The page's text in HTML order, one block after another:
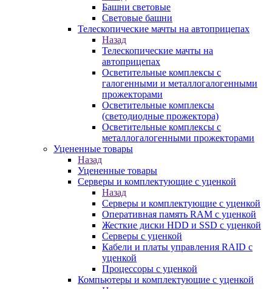
Башни световые
Световые башни
Телескопические мачты на автоприцепах
Назад
Телескопические мачты на
автоприцепах
Осветительные комплексы с
галогенными и металлогалогенными
прожекторами
Осветительные комплексы
(светодиодные прожектора)
Осветительные комплексы с
металлогалогенными прожекторами
Уцененные товары
Назад
Уцененные товары
Серверы и комплектующие с уценкой
Назад
Серверы и комплектующие с уценкой
Оперативная память RAM с уценкой
Жесткие диски HDD и SSD с уценкой
Серверы с уценкой
Кабели и платы управления RAID с
уценкой
Процессоры с уценкой
Компьютеры и комплектующие с уценкой